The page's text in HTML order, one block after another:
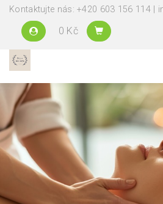
Kontaktujte nás: +420 603 156 114 |
0 Kč